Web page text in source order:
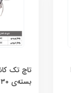
بسته‌ی ۳۰ تایی